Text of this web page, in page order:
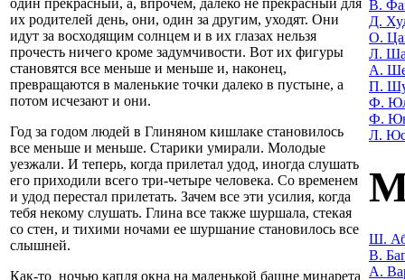
один прекрасный, а, впрочем, далеко не прекрасный для
их родителей день, они, один за другим, уходят. Они
идут за восходящим солнцем и в их глазах нельзя
прочесть ничего кроме задумчивости. Вот их фигуры
становятся все меньше и меньше и, наконец,
превращаются в маленькие точки далеко в пустыне, а
потом исчезают и они.
Год за годом людей в Глиняном кишлаке становилось
все меньше и меньше. Старики умирали. Молодые
уезжали. И теперь, когда прилетал удод, иногда слушать
его приходили всего три-четыре человека. Со временем
и удод перестал прилетать. Зачем все эти усилия, когда
тебя некому слушать. Глина все также шуршала, стекая
со стен, и тихими ночами ее шуршание становилось все
слышней.
Как-то ночью капля окна на маленькой башне минарета
В.
Д.
О.
Л.
А.
П.
Ф.
Ф.
Л.
Ш.
В.
А.